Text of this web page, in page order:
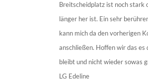
Breitscheidplatz ist noch stark
länger her ist. Ein sehr
kann mich da den vorherigen
anschließen. Hoffen wir das es
bleibt und nicht wieder sowas
LG Edeline